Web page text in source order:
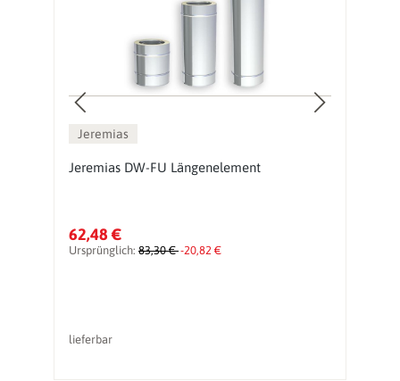
Jeremias
Jeremias DW-FU Längenelement
62,48 €
Ursprünglich: 83,30 €-20,82 €
lieferbar